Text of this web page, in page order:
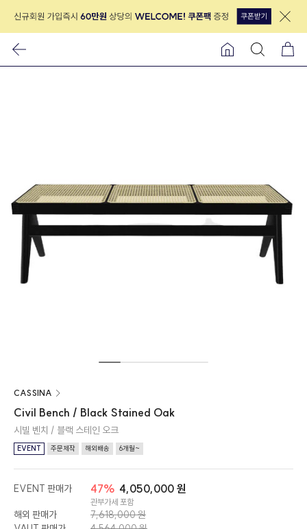
CASSINA
Civil Bench / Black Stained Oak
시빌 벤치 / 블랙 스테인 오크
EVENT 주문제작 해외배송 6개월~
해외 판매가
7,618,000 원
EVENT 판매가 47% 4,050,000 원
관부가세 포함